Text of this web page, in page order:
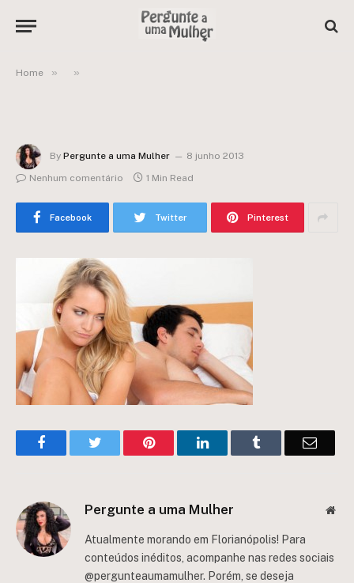
Home » »
By Pergunte a uma Mulher
8 junho 2013
Nenhum comentário
1 Min Read
Facebook Twitter Pinterest
FacebookTwitter Pinterest LinkedInTumblr Email
Pergunte a uma Mulher
Atualmente morando em Florianópolis! Para
conteúdos inéditos, acompanhe nas redes sociais
@pergunteaumamulher. Porém, se deseja